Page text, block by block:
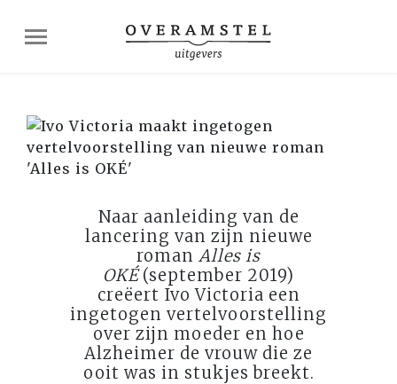
Naar aanleiding van de
lancering van zijn nieuwe
roman Alles is
OKÉ(september 2019)
creëert Ivo Victoria een
ingetogen vertelvoorstelling
over zijn moeder en hoe
Alzheimer de vrouw die ze
ooit was in stukjes breekt.